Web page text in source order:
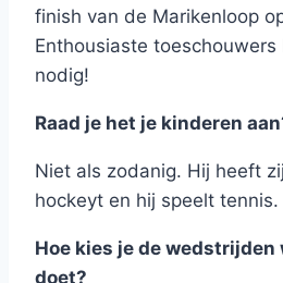
finish van de Marikenloop
Enthousiaste
nodig!
Raad je het je kinderen
Niet als zodanig. Hij heeft
hockeyt en hij speelt
Hoe kies je de wedstrijden
doet?